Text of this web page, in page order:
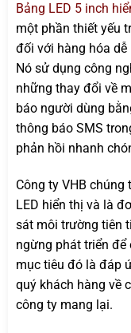
Bảng LED 5 inch
một phần thiết yếu
đối với hàng hóa
Nó sử dụng công
những thay đổi về
báo người dùng
thông báo SMS
phản hồi nhanh
Công ty VHB
LED hiển thị và là
sát môi trường tiên
ngừng phát triển
mục tiêu đó là đáp
quý khách hàng về
công ty mang lại.